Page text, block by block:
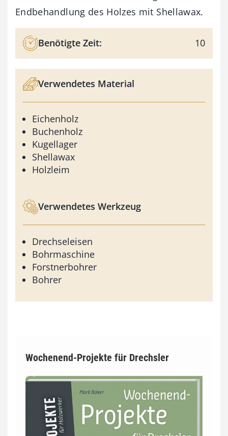
Endbehandlung des Holzes mit Shellawax.
Benötigte Zeit: 10
Verwendetes Material
Eichenholz
Buchenholz
Kugellager
Shellawax
Holzleim
Verwendetes Werkzeug
Drechseleisen
Bohrmaschine
Forstnerbohrer
Bohrer
Wochenend-Projekte für Drechsler